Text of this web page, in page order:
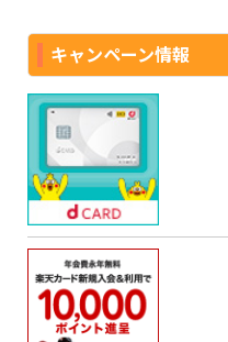
キャンペーン情報